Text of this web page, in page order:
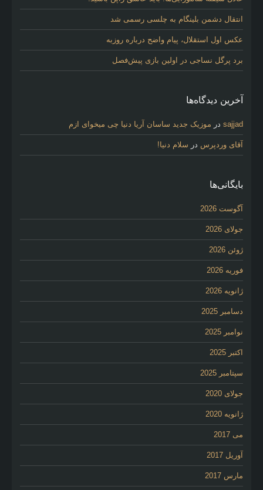
انتقال دشمن بلینگام به چلسی رسمی شد
عکس اول استقلال، پیام واضح درباره روزبه
برد پرگل نساجی در اولین بازی پیش‌فصل
آخرین دیدگاه‌ها
sajjad در موزیک جدید ساسان آریا دنیا چی میخوای ازم
آقای وردپرس در سلام دنیا!
بایگانی‌ها
آگوست 2026
جولای 2026
ژوئن 2026
فوریه 2026
ژانویه 2026
دسامبر 2025
نوامبر 2025
اکتبر 2025
سپتامبر 2025
جولای 2020
ژانویه 2020
می 2017
آوریل 2017
مارس 2017